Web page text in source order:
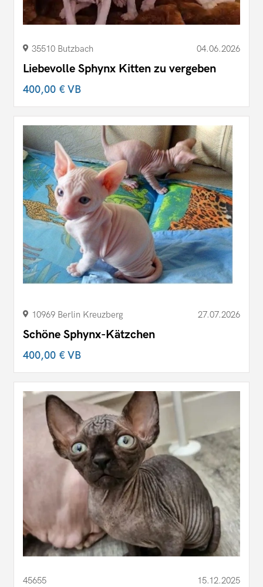
35510 Butzbach 04.06.2026
Liebevolle Sphynx Kitten zu vergeben
400,00 €VB
10969 Berlin Kreuzberg 27.07.2026
Schöne Sphynx-Kätzchen
400,00 €VB
45655 15.12.2025